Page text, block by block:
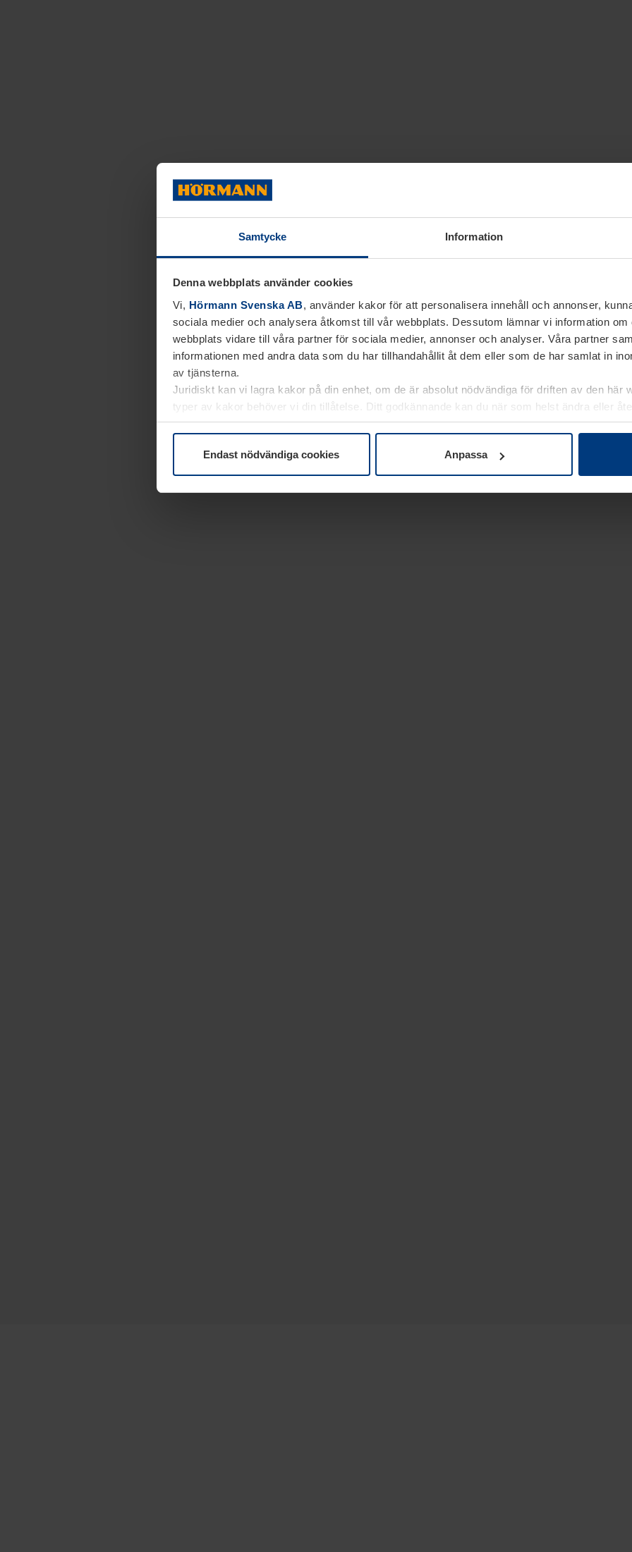
Samtycke Information
Denna webbplats använder cookies
Vi, Hörmann Svenska AB, använder kakor för att personalisera innehåll och annonser,
sociala medier och analysera åtkomst till vår webbplats. Dessutom lämnar vi information om
webbplats vidare till våra partner för sociala medier, annonser och analyser. Våra partner
informationen med andra data som du har tillhandahållit åt dem eller som de har samlat in
av tjänsterna.
Juridiskt kan vi lagra kakor på din enhet, om de är absolut nödvändiga för driften av den här
typer av kakor behöver vi din tillåtelse. Ditt godkännande kan du när som helst ändra eller
kakor underDataskyddsförklaringpå vår webbplats.
Endast nödvändiga cookies Anpassa